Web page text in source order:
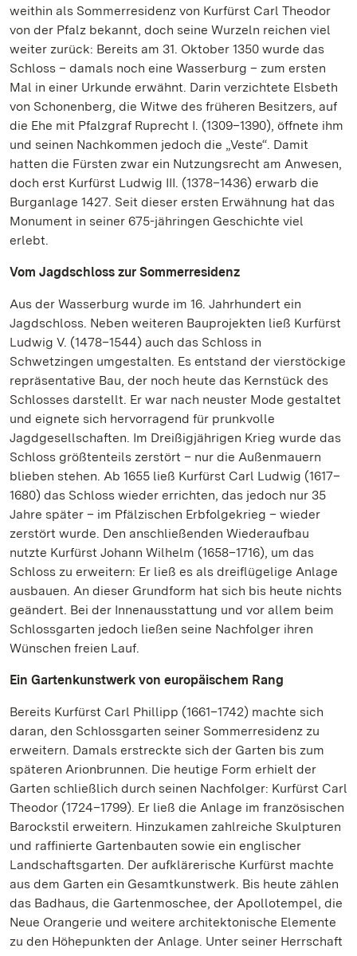
weithin als Sommerresidenz von Kurfürst Carl Theodor
von der Pfalz bekannt, doch seine Wurzeln reichen viel
weiter zurück: Bereits am 31. Oktober 1350 wurde das
Schloss – damals noch eine Wasserburg – zum ersten
Mal in einer Urkunde erwähnt. Darin verzichtete Elsbeth
von Schonenberg, die Witwe des früheren Besitzers, auf
die Ehe mit Pfalzgraf Ruprecht I. (1309–1390), öffnete ihm
und seinen Nachkommen jedoch die „Veste“. Damit
hatten die Fürsten zwar ein Nutzungsrecht am Anwesen,
doch erst Kurfürst Ludwig III. (1378–1436) erwarb die
Burganlage 1427. Seit dieser ersten Erwähnung hat das
Monument in seiner 675-jähringen Geschichte viel
erlebt.
Vom Jagdschloss zur Sommerresidenz
Aus der Wasserburg wurde im 16. Jahrhundert ein
Jagdschloss. Neben weiteren Bauprojekten ließ Kurfürst
Ludwig V. (1478–1544) auch das Schloss in
Schwetzingen umgestalten. Es entstand der vierstöckige
repräsentative Bau, der noch heute das Kernstück des
Schlosses darstellt. Er war nach neuster Mode gestaltet
und eignete sich hervorragend für prunkvolle
Jagdgesellschaften. Im Dreißigjährigen Krieg wurde das
Schloss größtenteils zerstört – nur die Außenmauern
blieben stehen. Ab 1655 ließ Kurfürst Carl Ludwig (1617–
1680) das Schloss wieder errichten, das jedoch nur 35
Jahre später – im Pfälzischen Erbfolgekrieg – wieder
zerstört wurde. Den anschließenden Wiederaufbau
nutzte Kurfürst Johann Wilhelm (1658–1716), um das
Schloss zu erweitern: Er ließ es als dreiflügelige Anlage
ausbauen. An dieser Grundform hat sich bis heute nichts
geändert. Bei der Innenausstattung und vor allem beim
Schlossgarten jedoch ließen seine Nachfolger ihren
Wünschen freien Lauf.
Ein Gartenkunstwerk von europäischem Rang
Bereits Kurfürst Carl Phillipp (1661–1742) machte sich
daran, den Schlossgarten seiner Sommerresidenz zu
erweitern. Damals erstreckte sich der Garten bis zum
späteren Arionbrunnen. Die heutige Form erhielt der
Garten schließlich durch seinen Nachfolger: Kurfürst Carl
Theodor (1724–1799). Er ließ die Anlage im französischen
Barockstil erweitern. Hinzukamen zahlreiche Skulpturen
und raffinierte Gartenbauten sowie ein englischer
Landschaftsgarten. Der aufklärerische Kurfürst machte
aus dem Garten ein Gesamtkunstwerk. Bis heute zählen
das Badhaus, die Gartenmoschee, der Apollotempel, die
Neue Orangerie und weitere architektonische Elemente
zu den Höhepunkten der Anlage. Unter seiner Herrschaft